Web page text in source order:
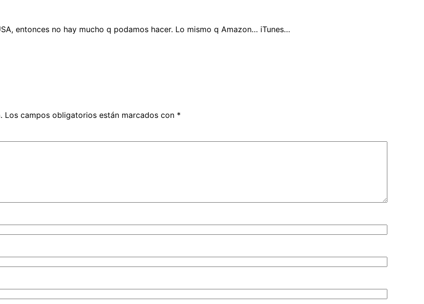
entonces no hay mucho q podamos hacer. Lo mismo q Amazon… iTunes…
Los campos obligatorios están marcados con *